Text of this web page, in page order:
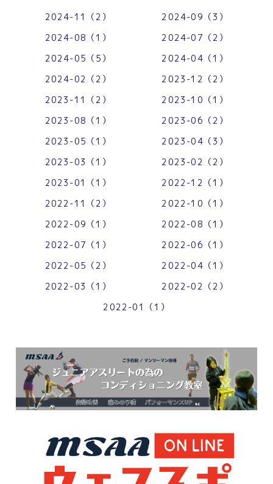
2024-11（2）
2024-09（3）
2024-08（1）
2024-07（2）
2024-05（5）
2024-04（1）
2024-02（2）
2023-12（2）
2023-11（2）
2023-10（1）
2023-08（1）
2023-06（2）
2023-05（1）
2023-04（3）
2023-03（1）
2023-02（2）
2023-01（1）
2022-12（1）
2022-11（2）
2022-10（1）
2022-09（1）
2022-08（1）
2022-07（1）
2022-06（1）
2022-05（2）
2022-04（1）
2022-03（1）
2022-02（2）
2022-01（1）